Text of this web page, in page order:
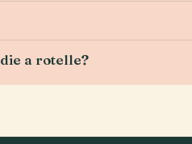
a rotelle?